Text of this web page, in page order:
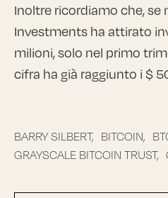
Inoltre ricordiamo che, se
Investments ha attirato
milioni, solo nel primo
cifra ha già raggiunto i $
BARRY SILBERT, BITCOIN,
GRAYSCALE BITCOIN TRUST,